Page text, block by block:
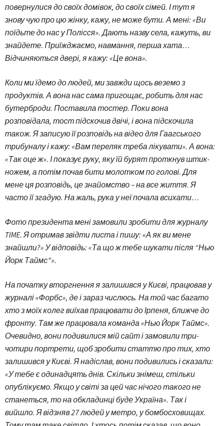
повернулися до своїх домівок, до своїх сімей. І тут я
знову чую про цю жінку, кажу, не може бути. А мені: «Ви
поїдьте до нас у Полісся». Дають назву села, кажуть, ви
знайдете. Приїжджаємо, навмання, перша хата…
Відчиняються двері, я кажу: «Це вона».
Коли ми їдемо до людей, ми завжди щось веземо з
продуктів. А вона нас сама пригощає, робить для нас
бутерброди. Поставила тостер. Поки вона
розповідала, тост підскочив двічі, і вона підскочила
також. Я записую її розповідь на відео для Гаагського
трибуналу і кажу: «Вам переляк треба лікувати». А вона:
«Так оце ж». І показує руку, яку їй бурят проткнув штик-
ножем, а потім почав бити молотком по голові. Для
мене ця розповідь, це знайомство – на все життя. Я
часто її згадую. На жаль, рука у неї почала всихати…
Фото президента мені замовили зробити для журналу
TIME. Я отримав звідти листа і пишу: «А як ви мене
знайшли?» У відповідь: «Та що ж тебе шукати після “Нью
Йорк Таймс”».
На початку вторгнення я залишився у Києві, працював у
журналі «Форбс», де і зараз числюсь. На той час багато
хто з моїх колег виїхав працювати до Ірпеня, ближче до
фронту. Там же працювала команда «Нью Йорк Таймс».
Очевидно, вони подивилися мій сайт і замовили три-
чотири портрети, щоб зробити статтю про тих, хто
залишився у Києві. Я надіслав, вони подивились і сказали:
«У тебе є одинадцять днів. Скільки знімеш, стільки
опублікуємо. Якщо у світі за цей час нічого такого не
станеться, то на обкладинці буде Україна». Так і
вийшло. Я відзняв 27 людей у метро, у бомбосховищах.